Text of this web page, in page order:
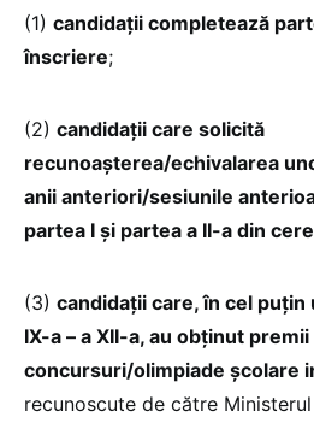
(1) candidații completează
înscriere;
(2) candidații care solicită
recunoașterea/echivalarea
anii anteriori/sesiunile
partea I și partea a II-a din
(3) candidații care, în cel puțin
IX-a – a XII-a, au obținut
concursuri/olimpiade școlare
recunoscute de către